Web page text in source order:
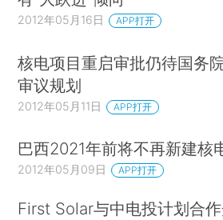
2012年05月16日 APP打开
核电项目重启审批仍待国务
审议规划
2012年05月11日 APP打开
巴西2021年前将不再新建核
2012年05月09日 APP打开
First Solar与中电投计划合